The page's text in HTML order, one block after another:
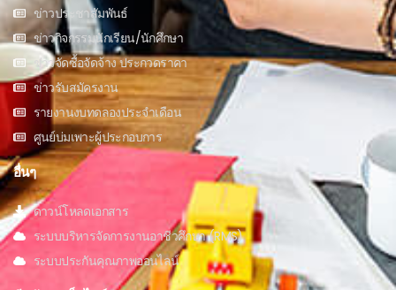
ข่าวประชาสัมพันธ์
ข่าวกิจกรรมนักเรียน/นักศึกษา
ข่าวจัดซื้อจัดจ้าง ประกวดราคา
ข่าวรับสมัครงาน
รายงานงบทดลองประจำเดือน
ศูนย์บ่มเพาะผู้ประกอบการ
อื่นๆ
ดาวน์โหลดเอกสาร
ระบบบริหารจัดการงานอาชีวศึกษา (RMS)
ระบบประกันคุณภาพออนไลน์